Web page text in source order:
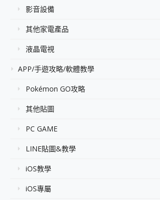
影音設備
其他家電產品
液晶電視
APP/手遊攻略/軟體教學
Pokémon GO攻略
其他貼圖
PC GAME
LINE貼圖&教學
iOS教學
iOS專屬